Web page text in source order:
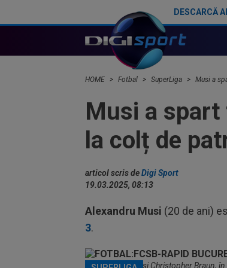
DESCARCĂ
HOME Fotbal SuperLiga Musi a
Musi a spart
la colț de
articol scris deDigi Sport
19.03.2025, 08:13
Alexandru Musi (20 de ani)
3.
Alexandru Musi si Christopher Braun,